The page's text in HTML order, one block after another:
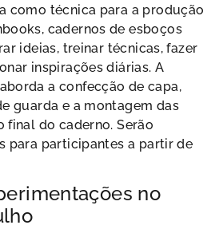
como técnica para a produção
cadernos de esboços
ideias, treinar técnicas, fazer
inspirações diárias. A
a confecção de capa,
guarda e a montagem das
final do caderno. Serão
para participantes a partir de
no